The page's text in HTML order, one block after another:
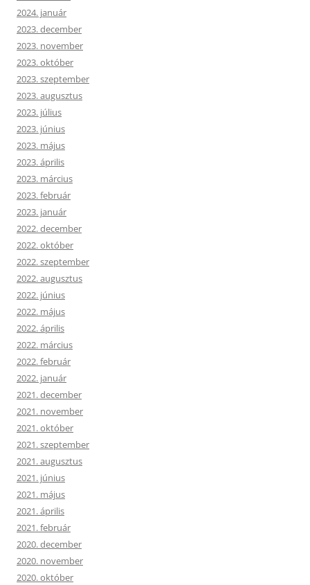
2024. január
2023. december
2023. november
2023. október
2023. szeptember
2023. augusztus
2023. július
2023. június
2023. május
2023. április
2023. március
2023. február
2023. január
2022. december
2022. október
2022. szeptember
2022. augusztus
2022. június
2022. május
2022. április
2022. március
2022. február
2022. január
2021. december
2021. november
2021. október
2021. szeptember
2021. augusztus
2021. június
2021. május
2021. április
2021. február
2020. december
2020. november
2020. október